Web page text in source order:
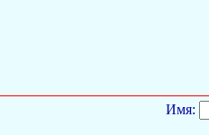
Имя: